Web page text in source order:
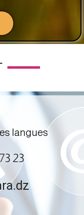
langues
23